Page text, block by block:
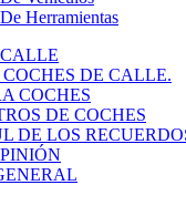
CALLE
DE CALLE.
COCHES
DE COCHES
DE LOS RECUERDOS